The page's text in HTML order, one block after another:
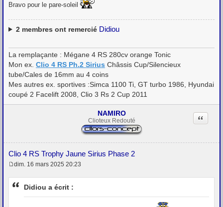
g
Bravo pour le pare-soleil
2membres ont remercié Didiou
La remplaçante : Mégane 4 RS 280cv orange Tonic
Mon ex. Clio 4 RS Ph.2 Sirius Châssis Cup/Silencieux
tube/Cales de 16mm au 4 coins
Mes autres ex. sportives :Simca 1100 Ti, GT turbo 1986, Hyundai
coupé 2 Facelift 2008, Clio 3 Rs 2 Cup 2011
NAMIRO
Clioteux Redouté
Clio 4 RS Trophy Jaune Sirius Phase 2
Citation
e
s
dim. 16 mars 2025 20:23
Didiou a écrit :